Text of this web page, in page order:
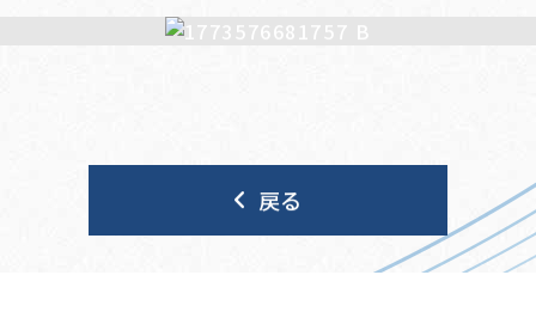
戻る